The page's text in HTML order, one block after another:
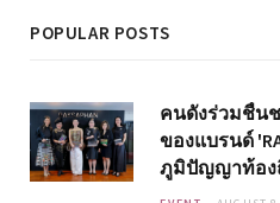
POPULAR POSTS
คนดังร่วมชื่น
ของแบรนด์
ภูมิปัญญาท้อง